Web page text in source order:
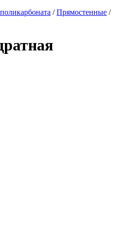
/Прямостенные /